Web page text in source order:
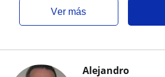
ver más
Alejandro